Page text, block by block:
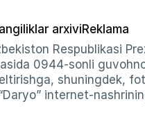
arxiviReklama
Respublikasi
0944-sonli
shuningdek,
internet-